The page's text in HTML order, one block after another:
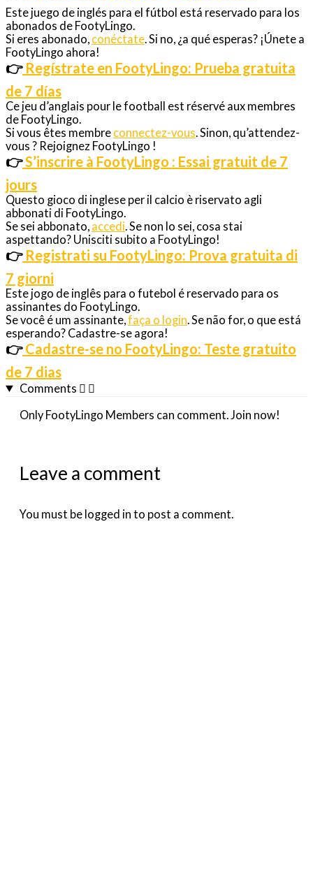
Este juego de inglés para el fútbol está reservado para los
abonados de FootyLingo.
Si eres abonado, conéctate . Si no, ¿a qué esperas? ¡Únete a
FootyLingo ahora!
👉 Regístrate en FootyLingo: Prueba gratuita
de 7 días
Ce jeu d’anglais pour le football est réservé aux membres
de FootyLingo.
Si vous êtes membre connectez-vous . Sinon, qu’attendez-
vous ? Rejoignez FootyLingo !
👉S’inscrire à FootyLingo : Essai gratuit de 7
jours
Questo gioco di inglese per il calcio è riservato agli
abbonati di FootyLingo.
Se sei abbonato, accedi . Se non lo sei, cosa stai
aspettando? Unisciti subito a FootyLingo!
👉 Registrati su FootyLingo: Prova gratuita di
7 giorni
Este jogo de inglês para o futebol é reservado para os
assinantes do FootyLingo.
Se você é um assinante, faça o login . Se não for, o que está
esperando? Cadastre-se agora!
👉 Cadastre-se no FootyLingo: Teste gratuito
de 7 dias
Comments
Only FootyLingo Members can comment. Join now!
Leave a comment
You must be logged in to post a comment.